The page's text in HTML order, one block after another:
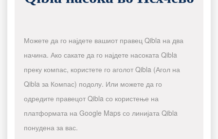
Можете да го најдете вашиот правец Qibla на два
начина. Ако сакате да го најдете насоката Qibla
преку компас, користете го аголот Qibla (Агол на
Qibla за Компас) подолу. Или можете да го
одредите правецот Qibla со користење на
платформата на Google Maps со линијата Qibla
понудена за вас.